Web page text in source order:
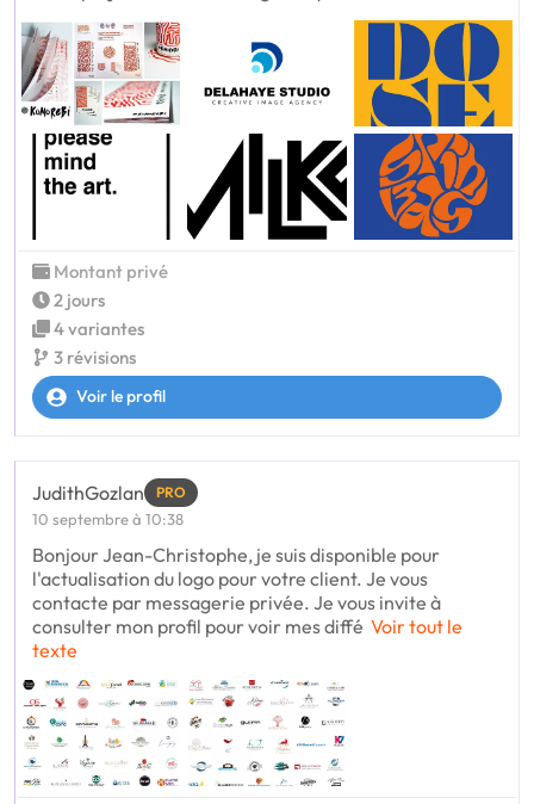
Montant privé
2 jours
4 variantes
3 révisions
Voir le profil
JudithGozlan PRO
10 septembre à 10:38
Bonjour Jean-Christophe, je suis disponible pour
l'actualisation du logo pour votre client. Je vous
contacte par messagerie privée. Je vous invite à
consulter mon profil pour voir mes diffé Voir tout le
texte